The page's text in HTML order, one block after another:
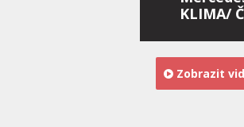
KLIMA/
Zobrazit